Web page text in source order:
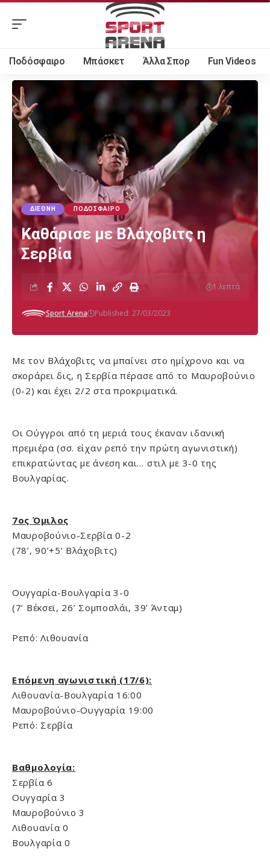
Ποδόσφαιρο Μπάσκετ Άλλα Σπορ Fun Videos
ΔΙΕΘΝΉ ΠΟΔΌΣΦΑΙΡΟ
Καθάρισε με Βλάχοβιτς η
Σερβία
Sport Arena Published: 27/03/2023
1 λεπτά
Με τον Βλάχοβιτς να μπαίνει στο ημίχρονο και να
σκοράρει δις, η Σερβία πέρασε από το Μαυροβούνιο
(0-2) και έχει 2/2 στα προκριματικά.
Οι Ούγγροι από τη μεριά τους έκαναν ιδανική
πρεμιέρα (σσ. είχαν ρεπό την πρώτη αγωνιστική)
επικρατώντας με άνεση και… στιλ με 3-0 της
Βουλγαρίας.
7ος Όμιλος
Μαυροβούνιο-Σερβία 0-2
(78’, 90’+5’ Βλάχοβιτς)
Ουγγαρία-Βουλγαρία 3-0
(7’ Βέκσεϊ, 26’ Σομποσλάι, 39’ Άνταμ)
Ρεπό: Λιθουανία
Επόμενη αγωνιστική (17/6):
Λιθουανία-Βουλγαρία 16:00
Μαυροβούνιο-Ουγγαρία 19:00
Ρεπό: Σερβία
Βαθμολογία:
Σερβία 6
Ουγγαρία 3
Μαυροβούνιο 3
Λιθουανία 0
Βουλγαρία 0